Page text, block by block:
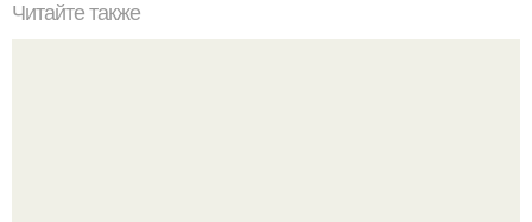
Читайте также